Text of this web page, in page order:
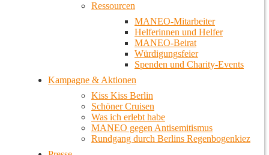
Ressourcen
MANEO-Mitarbeiter
Helferinnen und Helfer
MANEO-Beirat
Würdigungsfeier
Spenden und Charity-Events
Kampagne & Aktionen
Kiss Kiss Berlin
Schöner Cruisen
Was ich erlebt habe
MANEO gegen Antisemitismus
Rundgang durch Berlins Regenbogenkiez